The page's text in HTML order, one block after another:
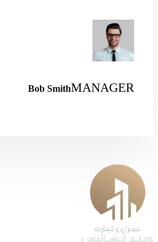
Bob SmithMANAGER